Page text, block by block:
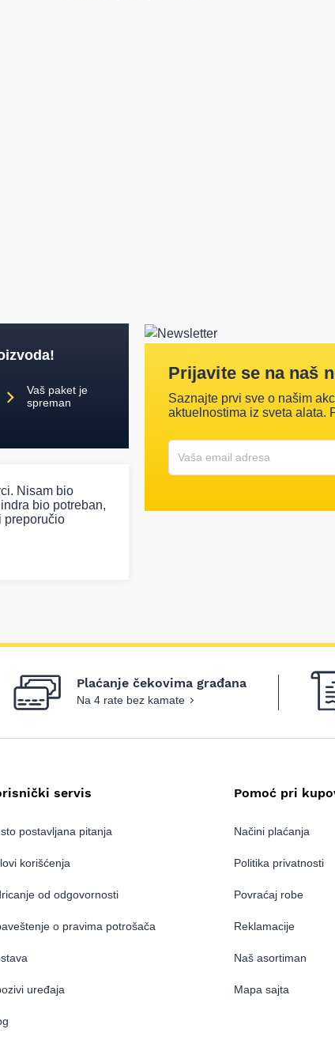
Vaš paket je
spreman
Nisam bio
bio potreban,
preporučio
Prijavite se na naš
Saznajte prvi sve o našim
aktuelnostima iz sveta alata.
Plaćanje čekovima građana
Na 4 rate bez kamate
servis
postavljana pitanja
korišćenja
od odgovornosti
o pravima potrošača
uređaja
Pomoć pri
Načini plaćanja
Politika privatnosti
Povraćaj robe
Reklamacije
Naš asortiman
Mapa sajta